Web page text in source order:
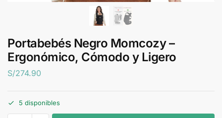
Portabebés Negro Momcozy –
Ergonómico, Cómodo y Ligero
S/274.90
5 disponibles